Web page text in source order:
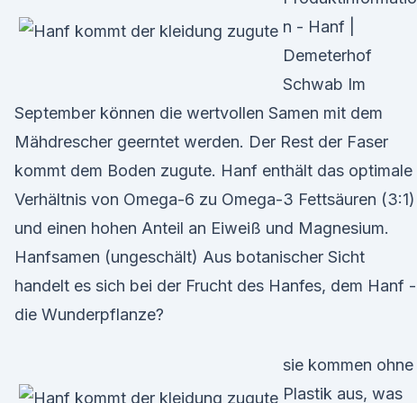
n - Hanf |
Demeterhof
Schwab Im
September können die wertvollen Samen mit dem
Mähdrescher geerntet werden. Der Rest der Faser
kommt dem Boden zugute. Hanf enthält das optimale
Verhältnis von Omega-6 zu Omega-3 Fettsäuren (3:1)
und einen hohen Anteil an Eiweiß und Magnesium.
Hanfsamen (ungeschält) Aus botanischer Sicht
handelt es sich bei der Frucht des Hanfes, dem Hanf -
die Wunderpflanze?
sie kommen ohne
Plastik aus, was